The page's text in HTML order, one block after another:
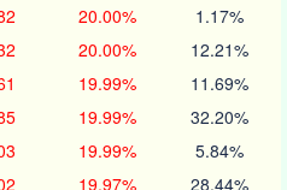
20.00% 1.17%
20.00% 12.21%
19.99% 11.69%
19.99% 32.20%
19.99% 5.84%
19.97% 28.44%